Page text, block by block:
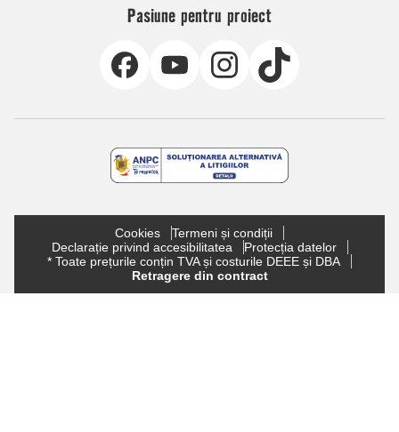
Pasiune pentru proiect
Cookies
Termeni și condiții
Declarație privind accesibilitatea
Protecția datelor
* Toate prețurile conțin TVA și costurile DEEE și DBA
Retragere din contract